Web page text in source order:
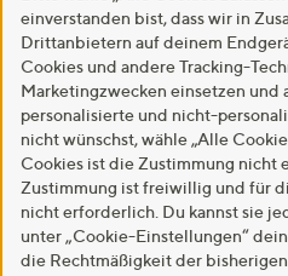
einverstanden bist, dass wir in
Drittanbietern auf deinem
Cookies und andere Tracking-
Marketingzwecken einsetzen und
personalisierte und nicht-
nicht wünschst, wähle „Alle
Cookies ist die Zustimmung nicht
Zustimmung ist freiwillig und für
nicht erforderlich. Du kannst sie
unter „Cookie-Einstellungen“
die Rechtmäßigkeit der